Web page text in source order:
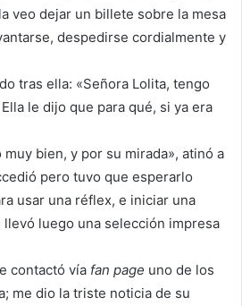
veo dejar un billete sobre la mesa
despedirse cordialmente y
tras ella: «Señora Lolita, tengo
le dijo que para qué, si ya era
muy bien, y por su mirada», atinó a
pero tuvo que esperarlo
usar una réflex, e iniciar una
llevó luego una selección impresa
contactó vía fan page uno de los
me dio la triste noticia de su